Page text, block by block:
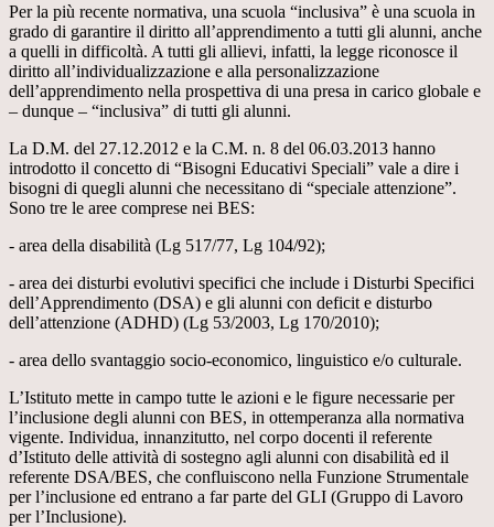
Per la più recente normativa, una scuola “inclusiva” è una scuola in
grado di garantire il diritto all’apprendimento a tutti gli alunni, anche
a quelli in difficoltà. A tutti gli allievi, infatti, la legge riconosce il
diritto all’individualizzazione e alla personalizzazione
dell’apprendimento nella prospettiva di una presa in carico globale e
– dunque – “inclusiva” di tutti gli alunni.
La D.M. del 27.12.2012 e la C.M. n. 8 del 06.03.2013 hanno
introdotto il concetto di “Bisogni Educativi Speciali” vale a dire i
bisogni di quegli alunni che necessitano di “speciale attenzione”.
Sono tre le aree comprese nei BES:
- area della disabilità (Lg 517/77, Lg 104/92);
- area dei disturbi evolutivi specifici che include i Disturbi Specifici
dell’Apprendimento (DSA) e gli alunni con deficit e disturbo
dell’attenzione (ADHD) (Lg 53/2003, Lg 170/2010);
- area dello svantaggio socio-economico, linguistico e/o culturale.
L’Istituto mette in campo tutte le azioni e le figure necessarie per
l’inclusione degli alunni con BES, in ottemperanza alla normativa
vigente. Individua, innanzitutto, nel corpo docenti il referente
d’Istituto delle attività di sostegno agli alunni con disabilità ed il
referente DSA/BES, che confluiscono nella Funzione Strumentale
per l’inclusione ed entrano a far parte del GLI (Gruppo di Lavoro
per l’Inclusione).